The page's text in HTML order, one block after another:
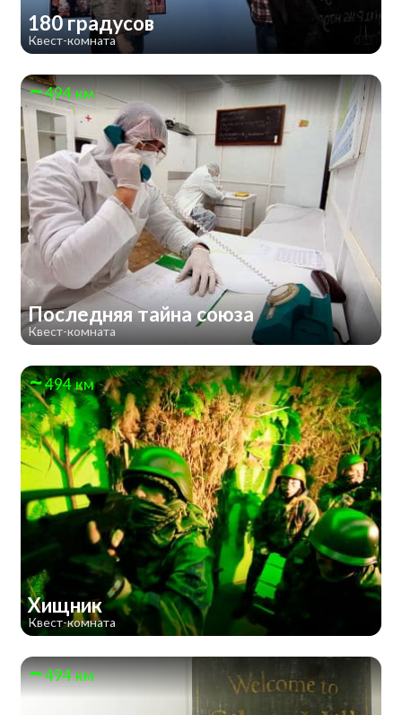
180 градусов
Квест-комната
494 км
Последняя тайна союза
Квест-комната
494 км
Хищник
Квест-комната
494 км